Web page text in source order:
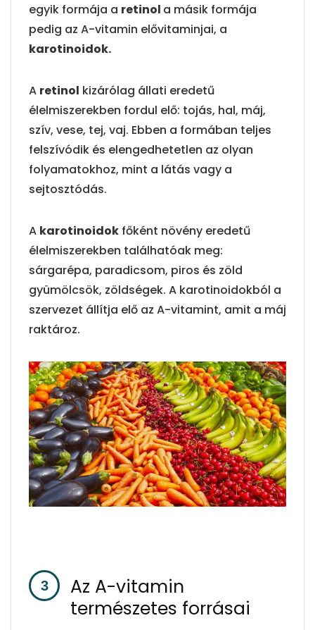
egyik formája a retinol a másik formája
pedig az A-vitamin elővitaminjai, a
karotinoidok.
A retinol kizárólag állati eredetű
élelmiszerekben fordul elő: tojás, hal, máj,
szív, vese, tej, vaj. Ebben a formában teljes
felszívódik és elengedhetetlen az olyan
folyamatokhoz, mint a látás vagy a
sejtosztódás.
A karotinoidok főként növény eredetű
élelmiszerekben találhatóak meg:
sárgarépa, paradicsom, piros és zöld
gyümölcsök, zöldségek. A karotinoidokból a
szervezet állítja elő az A-vitamint, amit a máj
raktároz.
Az A-vitamin
természetes forrásai